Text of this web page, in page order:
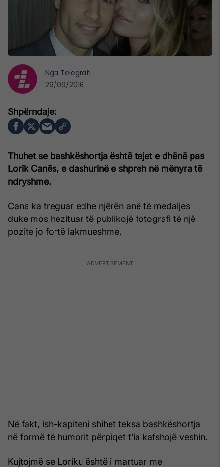
Thuhet se bashkëshortja është tejet e dhënë pas
Lorik Canës, e dashurinë e shpreh në mënyra të
ndryshme.
Cana ka treguar edhe njërën anë të medaljes
duke mos hezituar të publikojë fotografi të një
pozite jo fortë lakmueshme.
Në fakt, ish-kapiteni shihet teksa bashkëshortja
në formë të humorit përpiqet t’ia kafshojë veshin.
Kujtojmë se Loriku është i martuar me
Nga Telegrafi
29/09/2016